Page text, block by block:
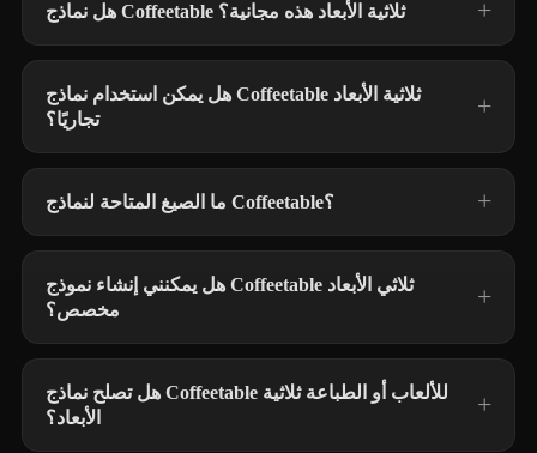
هل نماذج Coffeetable ثلاثية الأبعاد هذه مجانية؟
هل يمكن استخدام نماذج Coffeetable ثلاثية الأبعاد
تجاريًا؟
ما الصيغ المتاحة لنماذج Coffeetable؟
هل يمكنني إنشاء نموذج Coffeetable ثلاثي الأبعاد
مخصص؟
هل تصلح نماذج Coffeetable للألعاب أو الطباعة ثلاثية
الأبعاد؟